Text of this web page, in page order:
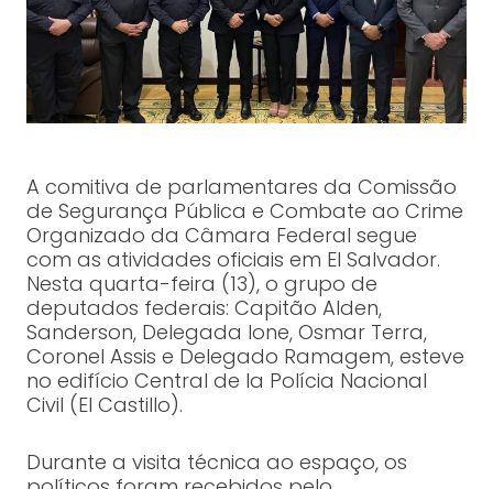
A comitiva de parlamentares da Comissão
de Segurança Pública e Combate ao Crime
Organizado da Câmara Federal segue
com as atividades oficiais em El Salvador.
Nesta quarta-feira (13), o grupo de
deputados federais: Capitão Alden,
Sanderson, Delegada Ione, Osmar Terra,
Coronel Assis e Delegado Ramagem, esteve
no edifício Central de la Polícia Nacional
Civil (El Castillo).
Durante a visita técnica ao espaço, os